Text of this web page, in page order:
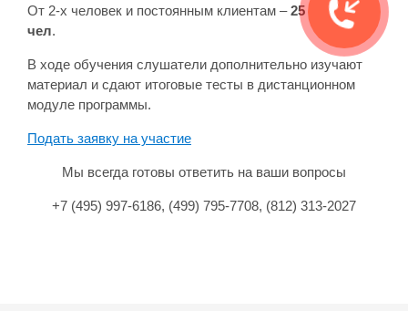
От 2-х человек и постоянным клиентам –25 900 руб./
чел.
В ходе обучения слушатели дополнительно изучают
материал и сдают итоговые тесты в дистанционном
модуле программы.
Подать заявку на участие
Мы всегда готовы ответить на ваши вопросы
+7 (495) 997-6186, (499) 795-7708, (812) 313-2027